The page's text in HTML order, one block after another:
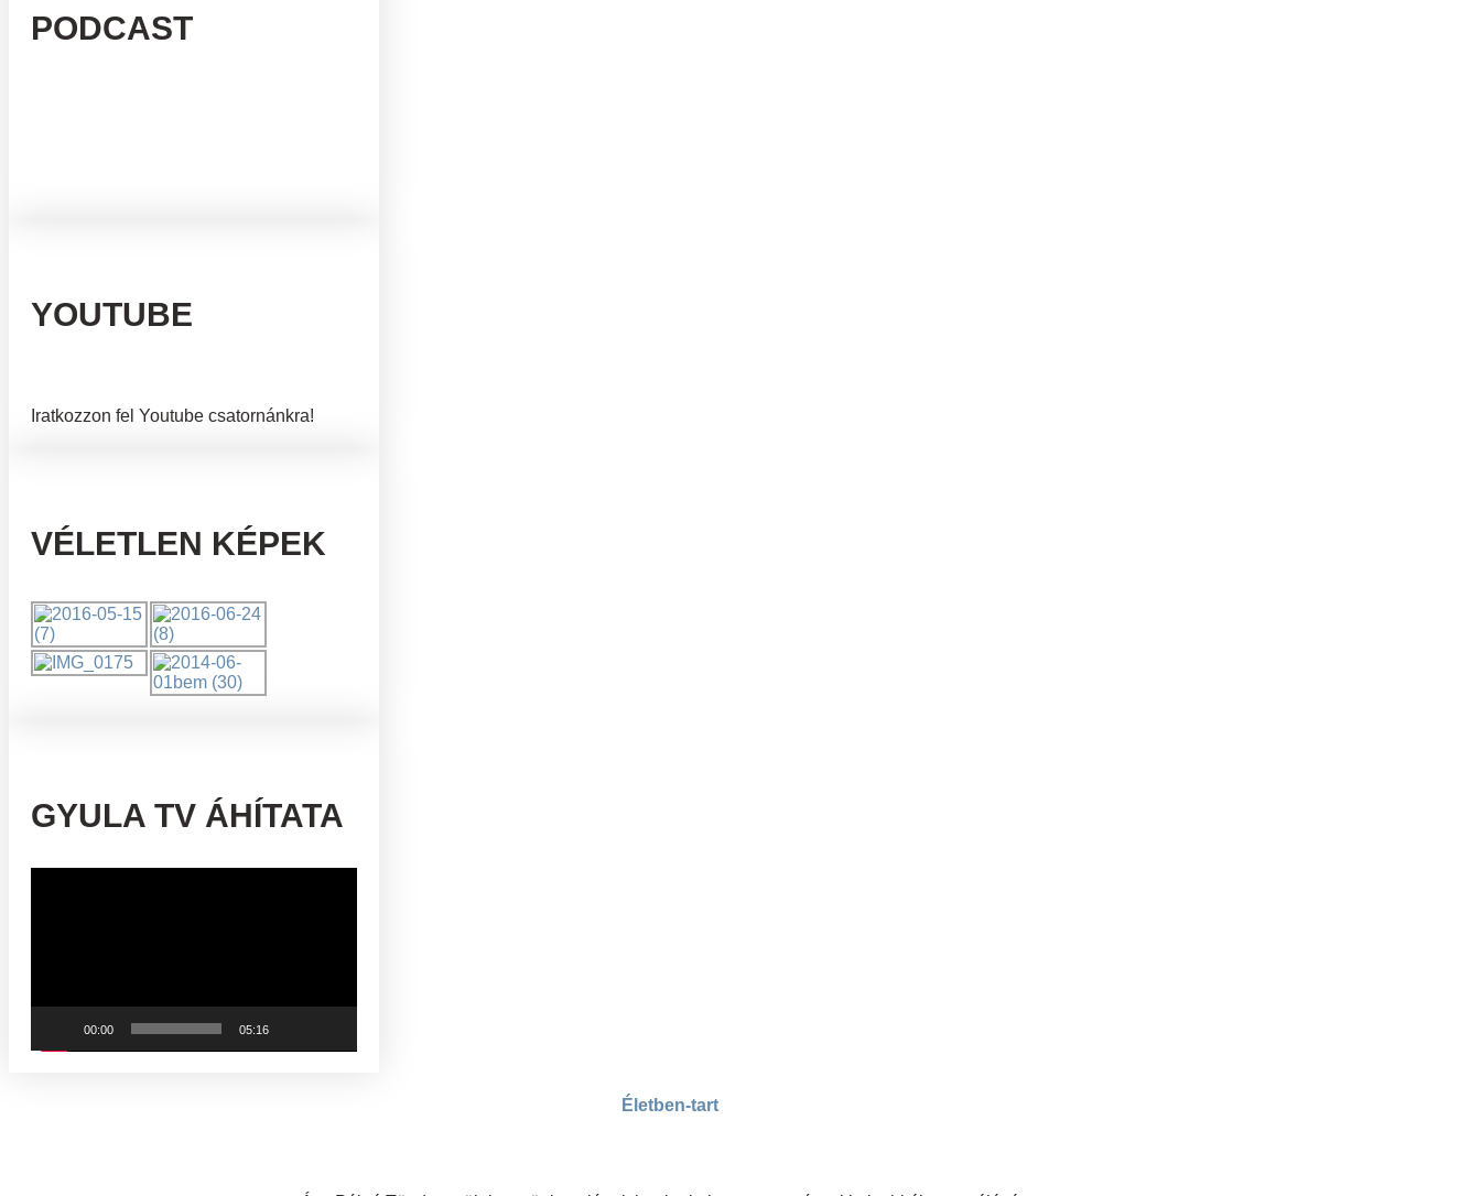
PODCAST
YOUTUBE
Iratkozzon fel Youtube csatornánkra!
VÉLETLEN KÉPEK
GYULA TV ÁHÍTATA
00:00 05:16
Életben-tart